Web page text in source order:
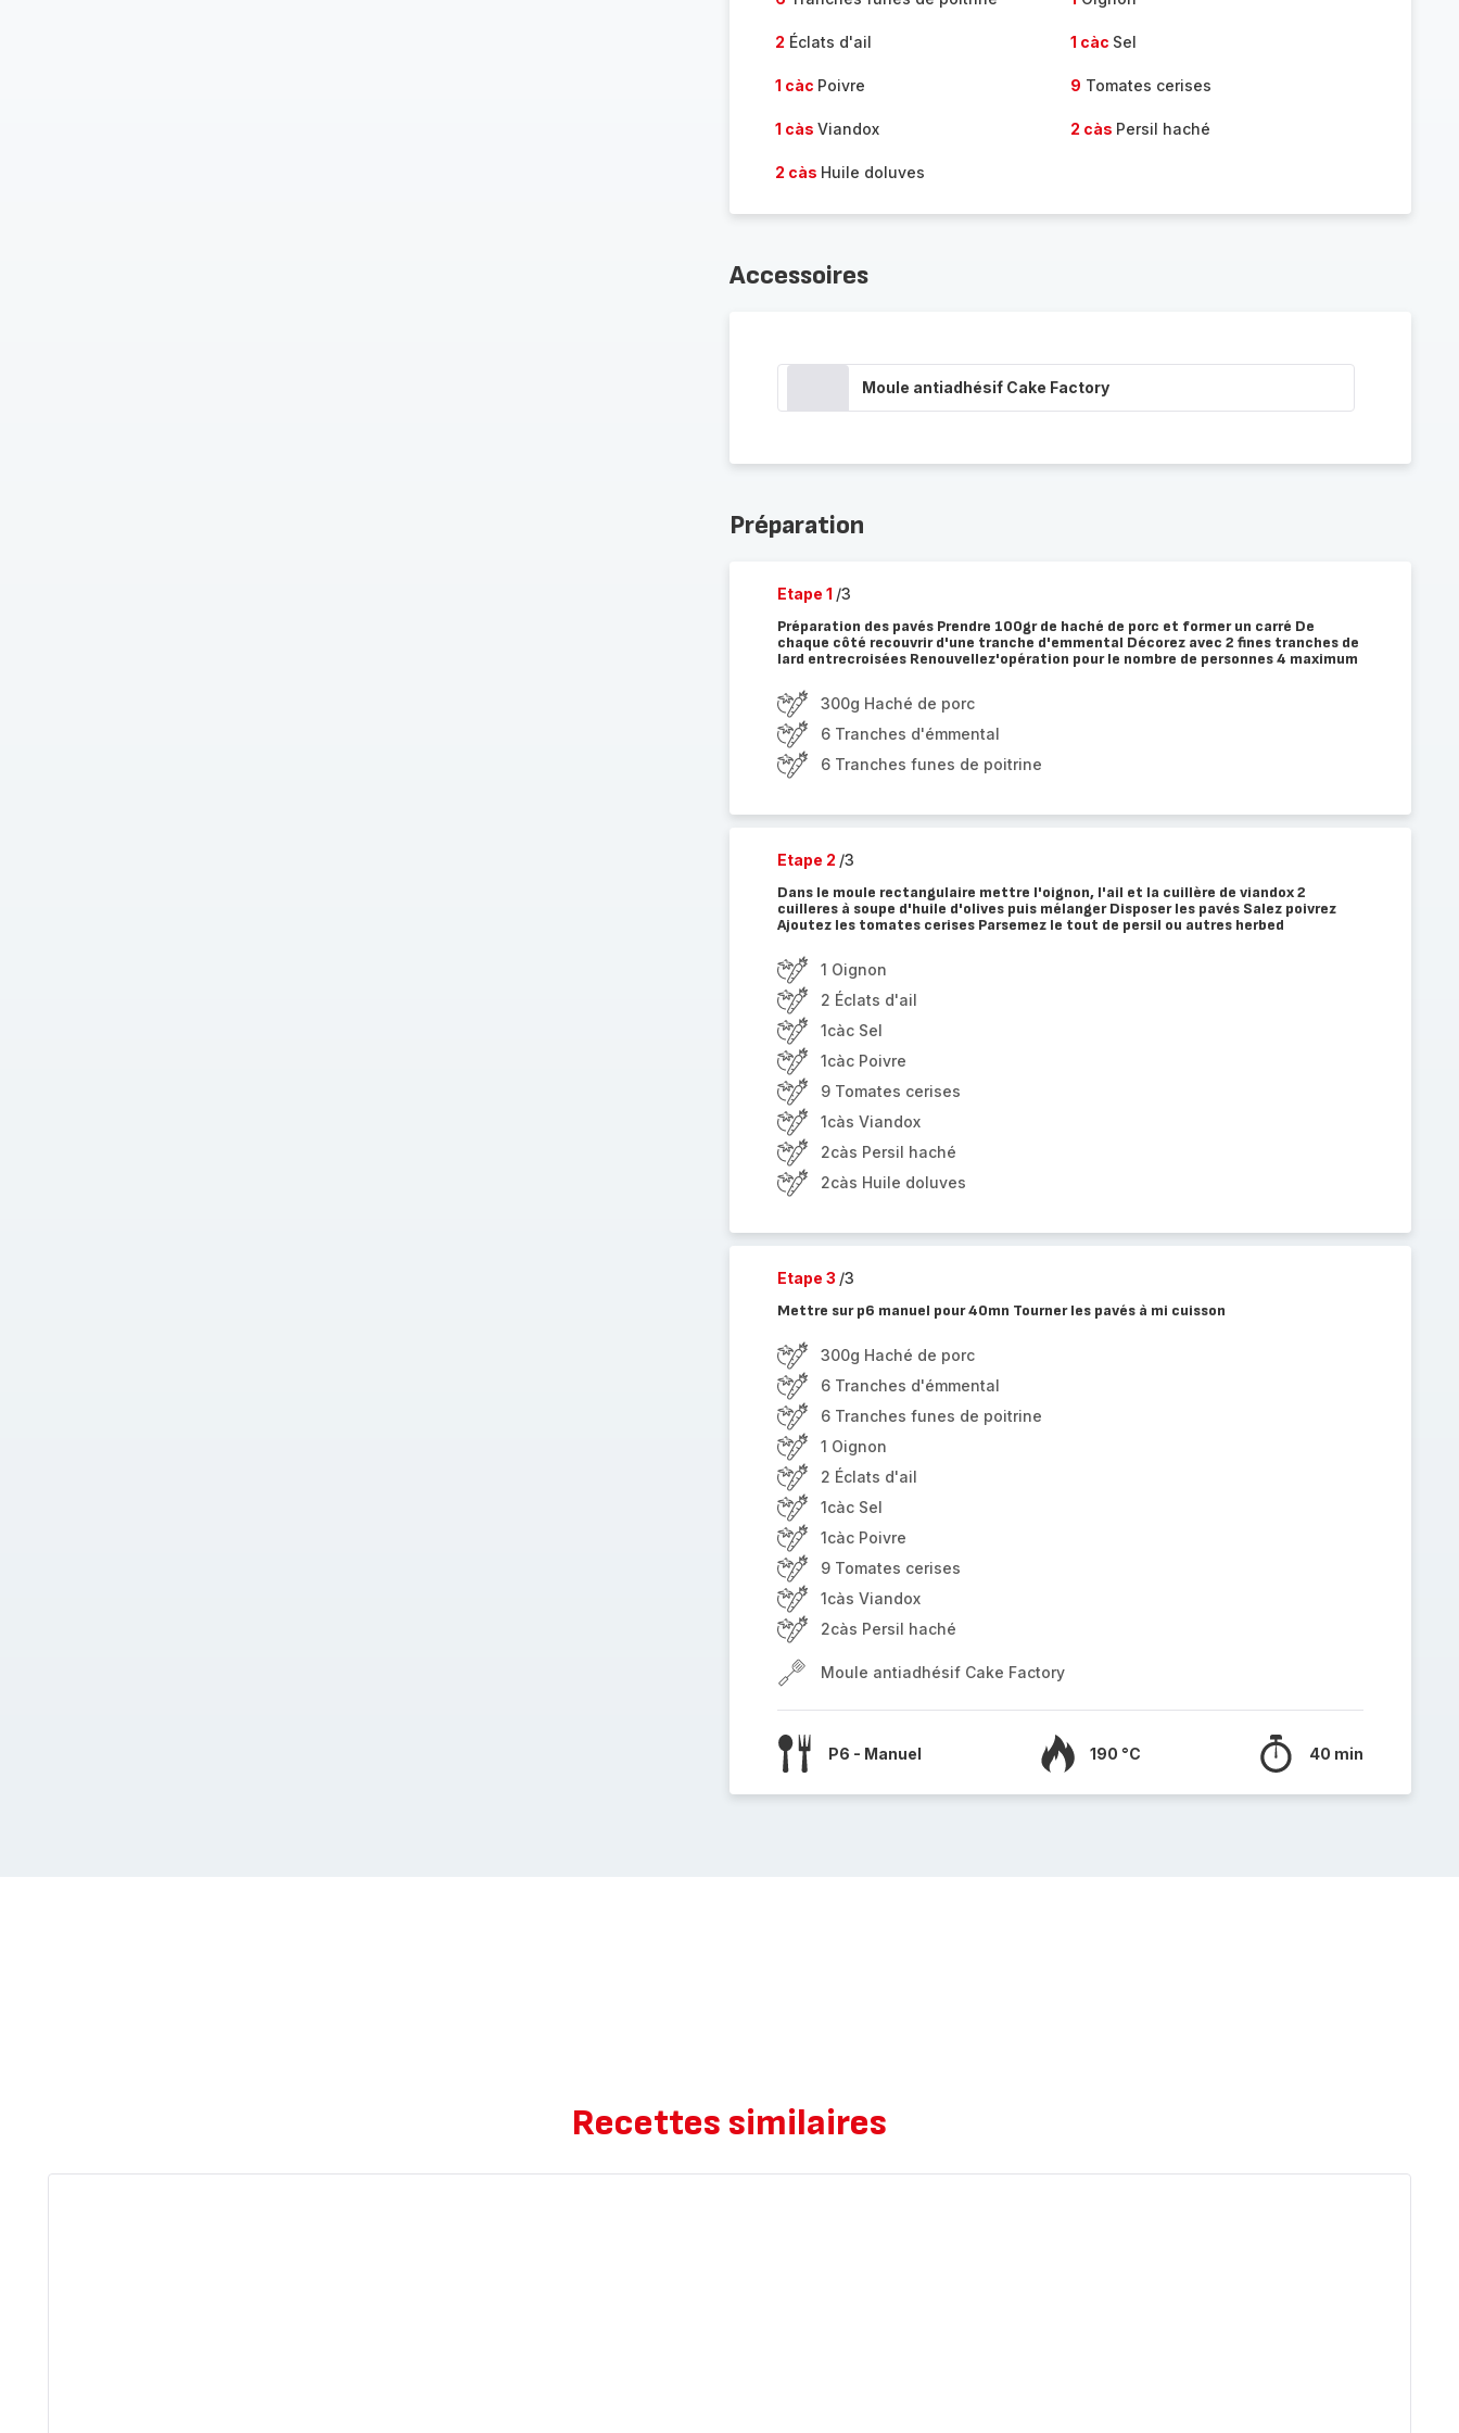
2 Éclats d'ail 1 càc Sel
1 càc Poivre 9 Tomates cerises
1 càs Viandox 2 càs Persil haché
2 càs Huile doluves
Accessoires
Moule antiadhésif Cake Factory
Préparation
Etape 1 /3
Préparation des pavés Prendre 100gr de haché de porc et former un carré De
chaque côté recouvrir d'une tranche d'emmental Décorez avec 2 fines tranches de
lard entrecroisées Renouvellez'opération pour le nombre de personnes 4 maximum
300g Haché de porc
6 Tranches d'émmental
6 Tranches funes de poitrine
Etape 2 /3
Dans le moule rectangulaire mettre l'oignon, l'ail et la cuillère de viandox 2
cuilleres à soupe d'huile d'olives puis mélanger Disposer les pavés Salez poivrez
Ajoutez les tomates cerises Parsemez le tout de persil ou autres herbed
1 Oignon
2 Éclats d'ail
1càc Sel
1càc Poivre
9 Tomates cerises
1càs Viandox
2càs Persil haché
2càs Huile doluves
Etape 3 /3
Mettre sur p6 manuel pour 40mn Tourner les pavés à mi cuisson
300g Haché de porc
6 Tranches d'émmental
6 Tranches funes de poitrine
1 Oignon
2 Éclats d'ail
1càc Sel
1càc Poivre
9 Tomates cerises
1càs Viandox
2càs Persil haché
Moule antiadhésif Cake Factory
P6 - Manuel 190 °C 40 min
Recettes similaires